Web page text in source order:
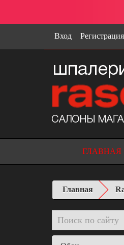
Вход Регистрация
ГЛАВНАЯ
Главная